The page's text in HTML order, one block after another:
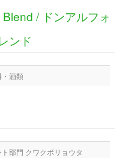
/ ドンアルフォ
ンド
・酒類
ト部門 クワクボリョウタ